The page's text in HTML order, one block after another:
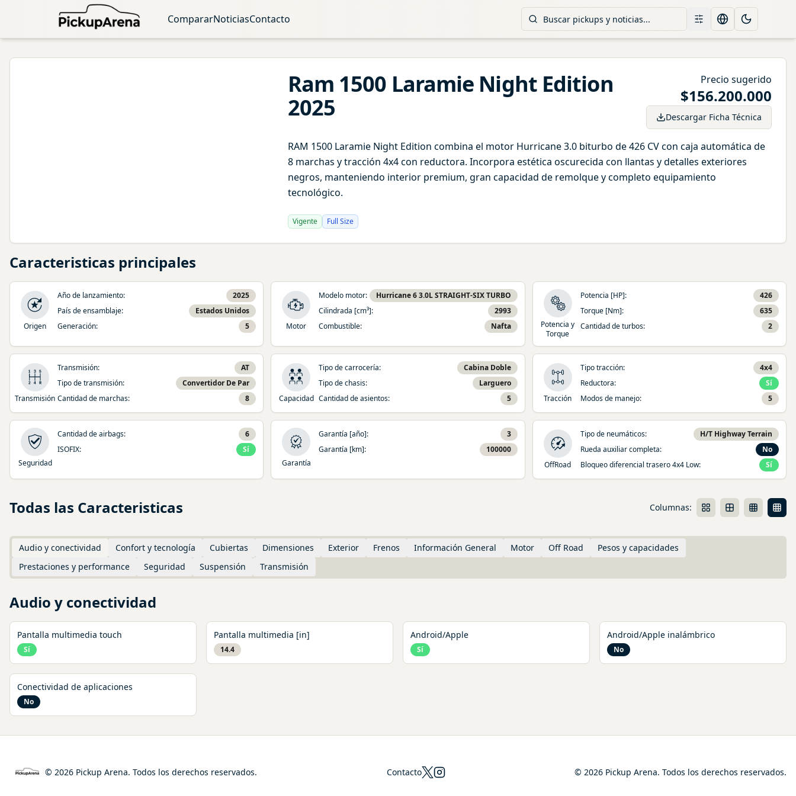
CompararNoticiasContacto FiltrosChange language
Toggle
Ram 1500 Laramie Night Edition
2025
Precio sugerido
$156.200.000
Descargar Ficha Técnica
RAM 1500 Laramie Night Edition combina el motor Hurricane 3.0 biturbo de 426 CV con caja automática de
8 marchas y tracción 4x4 con reductora. Incorpora estética oscurecida con llantas y detalles exteriores
negros, manteniendo interior premium, gran capacidad de remolque y completo equipamiento
tecnológico.
Vigente Full Size
Caracteristicas principales
Origen
Año de lanzamiento:
2025
País de ensamblaje:
Estados Unidos
Generación: 5 Motor
Modelo motor:
Hurricane 6 3.0L STRAIGHT-SIX TURBO
Cilindrada [cm³]:
2993
Combustible: Nafta
Potencia y
Torque
Potencia [HP]:
426
Torque [Nm]:
635
Cantidad de turbos: 2
Transmisión
Transmisión:
AT
Tipo de transmisión:
Convertidor De Par
Cantidad de marchas: 8 Capacidad
Tipo de carrocería:
Cabina Doble
Tipo de chasis:
Larguero
Cantidad de asientos: 5 Tracción
Tipo tracción:
4x4
Reductora:
Sí
Modos de manejo: 5
Seguridad
Cantidad de airbags:
6
ISOFIX:
Sí
Garantía
Garantía [año]:
3
Garantía [km]:
100000
OffRoad
Tipo de neumáticos:
H/T Highway Terrain
Rueda auxiliar completa:
No
Bloqueo diferencial trasero 4x4 Low: Sí
Todas las Caracteristicas Columnas:
Audio y conectividad Confort y tecnología Cubiertas Dimensiones Exterior Frenos Información General Motor Off Road
Pesos y capacidades
Prestaciones y performance
Seguridad Suspensión Transmisión
Audio y conectividad
Pantalla multimedia touch
Sí
Pantalla multimedia [in]
14.4
Android/Apple
Sí
Android/Apple inalámbrico
No
Conectividad de aplicaciones
No
© 2026 Pickup Arena. Todos los derechos reservados. Contacto © 2026 Pickup Arena. Todos los derechos reservados.